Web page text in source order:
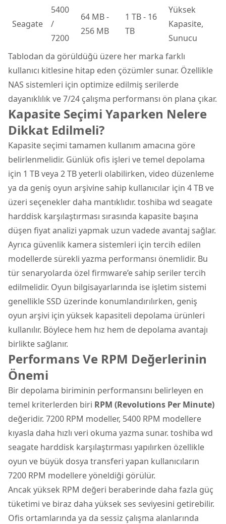
Seagate
5400
/
7200
64 MB -
256 MB
1 TB - 16
TB
Yüksek
Kapasite,
Sunucu
Tablodan da görüldüğü üzere her marka farklı
kullanıcı kitlesine hitap eden çözümler sunar. Özellikle
NAS sistemleri için optimize edilmiş serilerde
dayanıklılık ve 7/24 çalışma performansı ön plana çıkar.
Kapasite Seçimi Yaparken Nelere
Dikkat Edilmeli?
Kapasite seçimi tamamen kullanım amacına göre
belirlenmelidir. Günlük ofis işleri ve temel depolama
için 1 TB veya 2 TB yeterli olabilirken, video düzenleme
ya da geniş oyun arşivine sahip kullanıcılar için 4 TB ve
üzeri seçenekler daha mantıklıdır. toshiba wd seagate
harddisk karşılaştırması sırasında kapasite başına
düşen fiyat analizi yapmak uzun vadede avantaj sağlar.
Ayrıca güvenlik kamera sistemleri için tercih edilen
modellerde sürekli yazma performansı önemlidir. Bu
tür senaryolarda özel firmware’e sahip seriler tercih
edilmelidir. Oyun bilgisayarlarında ise işletim sistemi
genellikle SSD üzerinde konumlandırılırken, geniş
oyun arşivi için yüksek kapasiteli depolama ürünleri
kullanılır. Böylece hem hız hem de depolama avantajı
birlikte sağlanır.
Performans Ve RPM Değerlerinin
Önemi
Bir depolama biriminin performansını belirleyen en
temel kriterlerden biri RPM (Revolutions Per Minute)
değeridir. 7200 RPM modeller, 5400 RPM modellere
kıyasla daha hızlı veri okuma yazma sunar. toshiba wd
seagate harddisk karşılaştırması yapılırken özellikle
oyun ve büyük dosya transferi yapan kullanıcıların
7200 RPM modellere yöneldiği görülür.
Ancak yüksek RPM değeri beraberinde daha fazla güç
tüketimi ve biraz daha yüksek ses seviyesini getirebilir.
Ofis ortamlarında ya da sessiz çalışma alanlarında